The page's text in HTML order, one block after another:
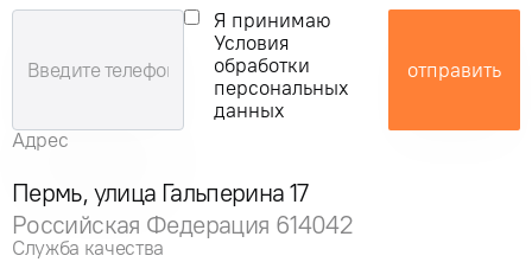
Я принимаю
Условия
обработки
персональных
данных
отправить
Адрес
Пермь, улица Гальперина 17
Российская Федерация 614042
Служба качества